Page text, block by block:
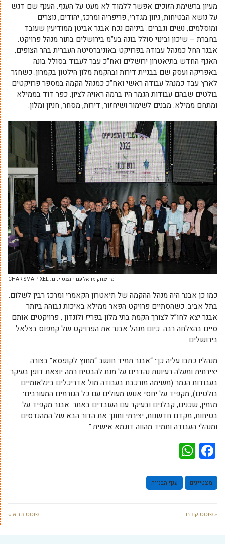
מעיון ברשימת הזוכים אפשר ללמוד לא מעט על הענף. הענף שם דגש
על נושא הבטיחות, גיוון מגדרי, פריפריה ומרכז, יהודים, נוצרים
ומוסלמים, נשים וגברים. ביניהם נכח אבנר אביטן ממודיעין שעובד
בחברת – שיכון ובינוי סולל בונה בע”מ בירושלים בתור מנהל פרויקט.
אבנר החל כמנהל עבודה בפרויקט באוניברסיטה העברית בהר הצופים,
האגף החדש בתיאטרון ירושלים ואח”כ עבר לעבוד בסולל בונה
באפריקה ועסק שם בבניית דירות ובהקמת מלון הילטון בקמרון. כשחזר
לארץ עבד כמנהל עבודה ראשי ואח”כ כמנהל הקמה במספר פרויקטים
בולטים שבהם עבודות הגמר היו ברמה ראויה לציון: כפר דוד בממילא
ומתחם ממילא: מבנים לשימור ושיחזור, דירות, מסחר, חניון ומלון.
מר יצחק מויאל עם המצטיינים : CHARISMA PIXEL
כמו כן אבנר היה מנהל ההקמה של תיאטרון הקאמרי ומרכז רבין לשלום.
בתל אביב. כשהסתיים פרויקט הפאר ממילא באיכות גבוהה ביותר
אבנר יצא לחו”ל לצורך הקמת בתי מלון בפריז ולונדון , פרויקטים אותם
סיים בהצלחה רבה .כיום מנהל אבנר את הפרויקט של קמפוס בצלאל
בירושלים
מנהליו כתבו עליה כך: “אבנר תמיד חושב “מחוץ לקופסא” בצורה
יצירתית ומעלה רעיונות נהדרים על מנת להבטיח רמה יוצאת דופן בעיקר
בעבודות הגמר (משימה מורכבת בעבודה מול אדריכלים בינלאומיים
בולטים), מקפיד על יחסי אנוש מעולים עם כל הגורמים המעורבים:
מזמין, שכנים, קבלנים ובעיקר עם העובדים באתר. אבנר מקפיד על
בטיחות, מקדם חדשנות, יצירתי וחונך את הדור הבא של המהנדסים
ומנהלי העבודה ותמיד מהווה דוגמא אישית.”
Facebook
מצטיינים ענף הבנייה
« פוסט קודם פוסט הבא »